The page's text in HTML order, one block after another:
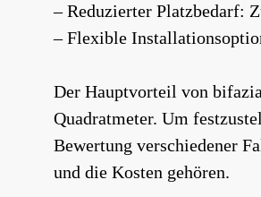
– Reduzierter Platzbedarf:
– Flexible
Der Hauptvorteil von
Quadratmeter. Um
Bewertung verschiedener
und die Kosten gehören.